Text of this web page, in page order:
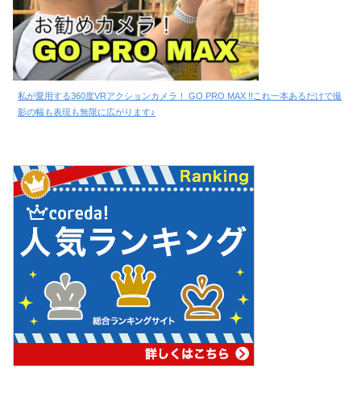
私が愛用する360度VRアクションカメラ！ GO PRO MAX !!これ一本あるだけで撮
影の幅も表現も無限に広がります♪